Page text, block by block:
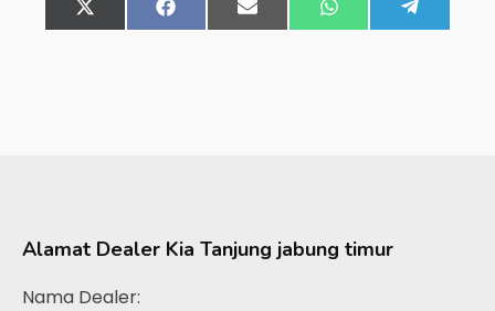
Share
on
X
(Twitter)
Share
on
FacebookShare
on
Email Share
on
WhatsApp
on
Alamat Dealer Kia Tanjung jabung timur
Nama Dealer: